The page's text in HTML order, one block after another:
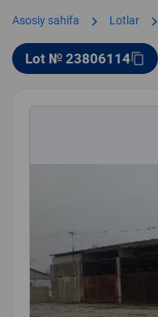
Asosiy sahifa chevron_right Lotlar chevron_right
Lot № 23806114content_copy